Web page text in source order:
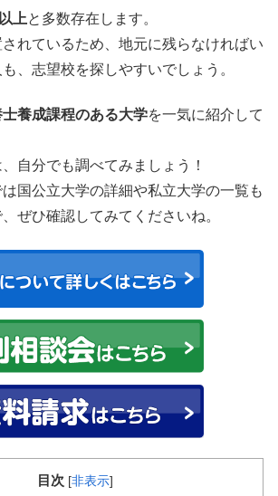
上と多数存在します。
れているため、地元に残らなければい
、志望校を探しやすいでしょう。
養成課程のある大学を一気に紹介して
自分でも調べてみましょう！
国公立大学の詳細や私立大学の一覧も
ぜひ確認してみてくださいね。
目次 [非表示]